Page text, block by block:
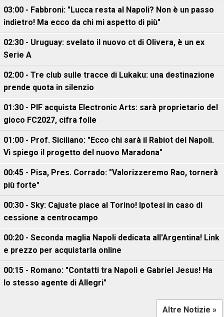
03:00 - Fabbroni: "Lucca resta al Napoli? Non è un passo
indietro! Ma ecco da chi mi aspetto di più"
02:30 - Uruguay: svelato il nuovo ct di Olivera, è un ex
Serie A
02:00 - Tre club sulle tracce di Lukaku: una destinazione
prende quota in silenzio
01:30 - PIF acquista Electronic Arts: sarà proprietario del
gioco FC2027, cifra folle
01:00 - Prof. Siciliano: "Ecco chi sarà il Rabiot del Napoli.
Vi spiego il progetto del nuovo Maradona"
00:45 - Pisa, Pres. Corrado: "Valorizzeremo Rao, tornerà
più forte"
00:30 - Sky: Cajuste piace al Torino! Ipotesi in caso di
cessione a centrocampo
00:20 - Seconda maglia Napoli dedicata all'Argentina! Link
e prezzo per acquistarla online
00:15 - Romano: "Contatti tra Napoli e Gabriel Jesus! Ha
lo stesso agente di Allegri"
Altre Notizie »